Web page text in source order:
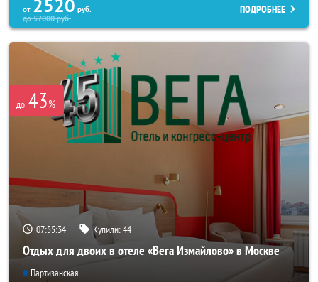
от 2520 руб.
до57000руб.
ПОДРОБНЕЕ
до 43%
07:55:32 Купили:44
Отдых для двоих в отеле «Вега Измайлово» в Москве
Партизанская